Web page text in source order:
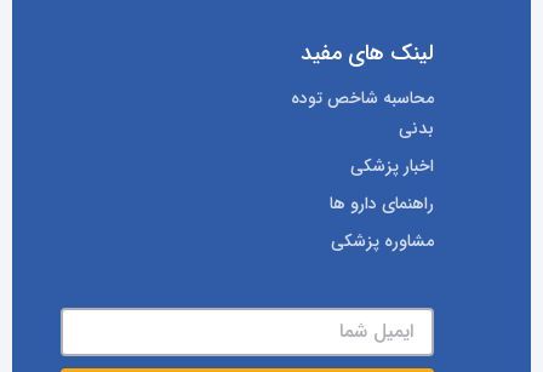
لینک های مفید
محاسبه شاخص توده
بدنی
اخبار پزشکی
راهنمای دارو ها
مشاوره پزشکی